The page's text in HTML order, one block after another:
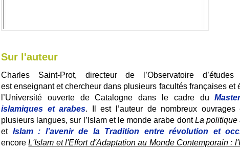
Sur l'auteur
Charles Saint-Prot, directeur de l’Observatoire
estenseignant et chercheur dans plusieurs facultés françaises et
l’Université ouverte de Catalogne dans le cadre du
islamiques et arabes. Il est l’auteur de nombreux ouvrages
plusieurs langues, sur l’Islam et le monde arabe dontLa politique
et Islam : l’avenir de la Tradition entre révolution et
encoreL'Islam et l'Effort d'Adaptation au Monde Contemporain :